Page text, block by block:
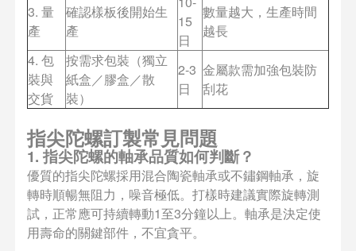
3. 量
產
確認樣板後開始生
產
15
日
數量越大，生產時間
越長
4. 包
裝與
交貨
按需求包裝（獨立
紙盒／膠盒／散
裝）
2-3
日
金屬款需加強包裝防
刮花
指尖陀螺訂製常見問題
1. 指尖陀螺的軸承品質如何判斷？
優質的指尖陀螺採用混合陶瓷軸承或不鏽鋼軸承，旋
轉時順暢無阻力，噪音極低。打樣時建議實際旋轉測
試，正常應可持續轉動1至3分鐘以上。軸承是決定使
用壽命的關鍵部件，不宜貪平。